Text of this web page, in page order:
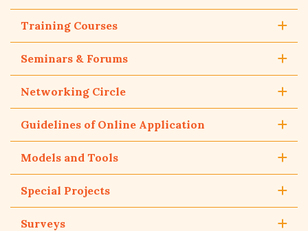
Training Courses
Seminars & Forums
Networking Circle
Guidelines of Online Application
Models and Tools
Special Projects
Surveys